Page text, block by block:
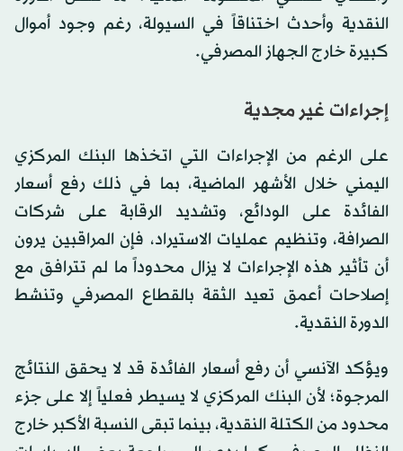
النقدية وأحدث اختناقاً في السيولة، رغم وجود أموال
كبيرة خارج الجهاز المصرفي.
إجراءات غير مجدية
على الرغم من الإجراءات التي اتخذها البنك المركزي
اليمني خلال الأشهر الماضية، بما في ذلك رفع أسعار
الفائدة على الودائع، وتشديد الرقابة على شركات
الصرافة، وتنظيم عمليات الاستيراد، فإن المراقبين يرون
أن تأثير هذه الإجراءات لا يزال محدوداً ما لم تترافق مع
إصلاحات أعمق تعيد الثقة بالقطاع المصرفي وتنشط
الدورة النقدية.
ويؤكد الآنسي أن رفع أسعار الفائدة قد لا يحقق النتائج
المرجوة؛ لأن البنك المركزي لا يسيطر فعلياً إلا على جزء
محدود من الكتلة النقدية، بينما تبقى النسبة الأكبر خارج